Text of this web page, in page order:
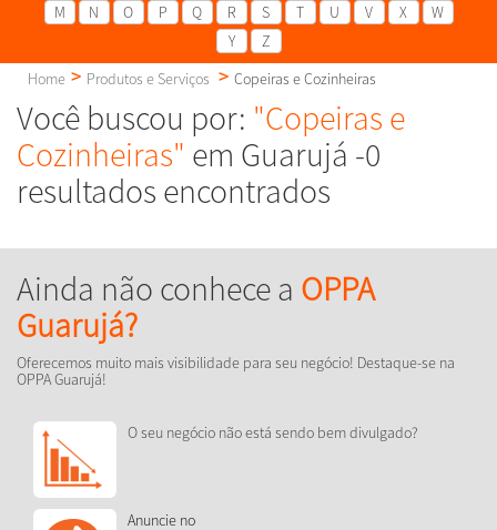
M
N O P Q R S T U V X
W
Y
Z
Home
Produtos e Serviços Copeiras e Cozinheiras
Você buscou por: "Copeiras e
Cozinheiras" em Guarujá -0
resultados encontrados
Ainda não conhece a OPPA
Guarujá?
Oferecemos muito mais visibilidade para seu negócio! Destaque-se na
OPPA Guarujá!
O seu negócio não está sendo bem divulgado?
Anuncie no